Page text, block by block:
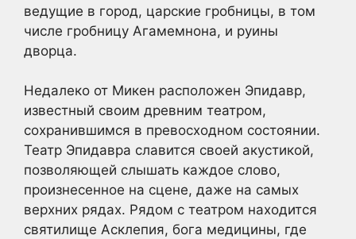
ведущие в город, царские гробницы, в том
числе гробницу Агамемнона, и руины
дворца.
Недалеко от Микен расположен Эпидавр,
известный своим древним театром,
сохранившимся в превосходном состоянии.
Театр Эпидавра славится своей акустикой,
позволяющей слышать каждое слово,
произнесенное на сцене, даже на самых
верхних рядах. Рядом с театром находится
святилище Асклепия, бога медицины, где